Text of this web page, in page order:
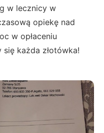
w lecznicy w
opiekę nad
w opłaceniu
każda złotówka!